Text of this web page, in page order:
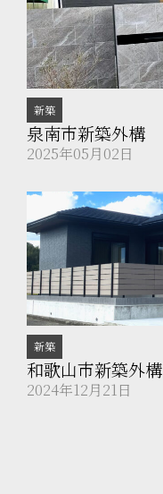
新築
泉南市新築外構
2025年05月02日
新築
和歌山市新築外構
2024年12月21日